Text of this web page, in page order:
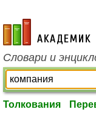
academic.ru
Словари и
Толкования